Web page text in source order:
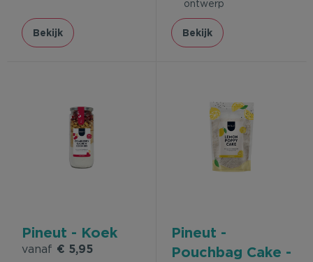
Bekijk
ontwerp
Bekijk
Pineut - Koek
vanaf € 5,95
Pineut -
Pouchbag Cake -